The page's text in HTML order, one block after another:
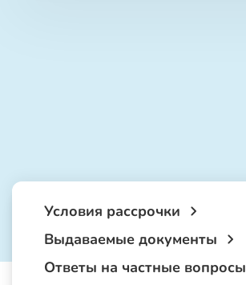
Условия рассрочки
Выдаваемые документы
Ответы на частные вопросы